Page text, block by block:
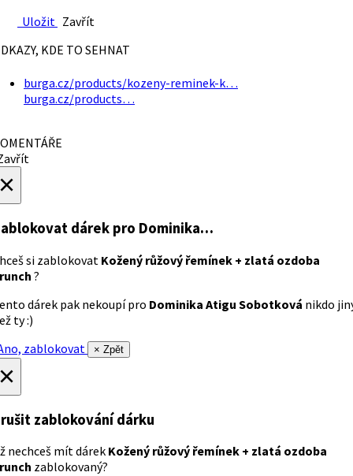
Uložit Zavřít
KDE TO SEHNAT
burga.cz/products/kozeny-reminek-k…
burga.cz/products…
dárek pro Dominika…
si zablokovat Kožený růžový řemínek + zlatá ozdoba
?
dárek pak nekoupí pro Dominika Atigu Sobotková nikdo
ty :)
zablokovat
× Zpět
zablokování dárku
nechceš mít dárek Kožený růžový řemínek + zlatá ozdoba
zablokovaný?